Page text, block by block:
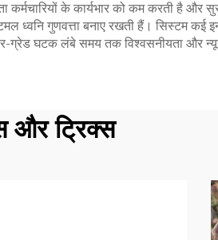
के कार्यभार को कम करती है और
ध्वनि गुणवत्ता बनाए रखती हैं। सिस्टम
ग्रेड घटक लंबे समय तक विश्वसनीयता और
और ट्रिक्स